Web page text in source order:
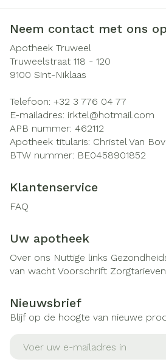
Neem contact met ons op
Apotheek Truweel
Truweelstraat 118 - 120
9100 Sint-Niklaas
Telefoon: +32 3 776 04 77
E-mailadres: irktel@hotmail.com
APB nummer: 462112
Apotheek titularis: Christel Van
BTW nummer: BE0458901852
Klantenservice
FAQ
Uw apotheek
Over ons Nuttige links
van wacht Voorschrift Zorgtarieven
Nieuwsbrief
Blijf op de hoogte van nieuwe